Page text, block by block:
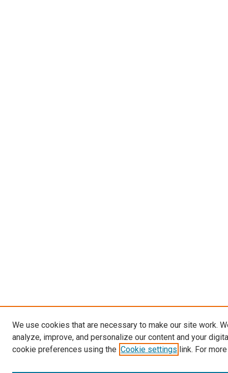
We use cookies that are necessary to make our site work.
analyze, improve, and personalize our content and your
cookie preferences using the Cookie settings link. For